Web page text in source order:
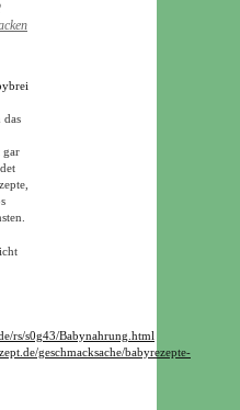
das
gar
rs/s0g43/Babynahrung.html
geschmacksache/babyrezepte-